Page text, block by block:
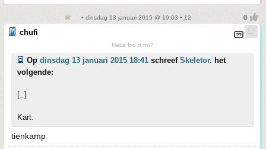
• dinsdag 13 januari 2015 @ 19:03 • 12
chufi
Hace frio o no?
Op dinsdag 13 januari 2015 18:41 schreef Skeletor. het
volgende:
[..]
Kart.
tienkamp